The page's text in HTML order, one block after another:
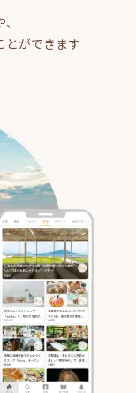
とができます